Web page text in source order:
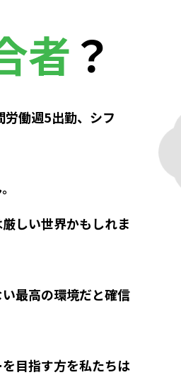
者？
働週5出勤、シフ
しい世界かもしれま
最高の環境だと確信
目指す方を私たちは